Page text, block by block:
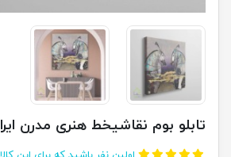
تابلو بوم نقاشیخط هنری مدرن ایرانی